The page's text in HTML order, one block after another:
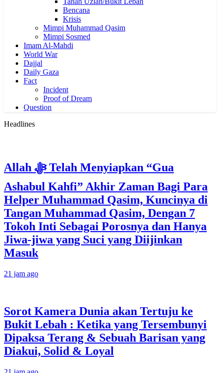
Bencana
Krisis
Mimpi Muhammad Qasim
Mimpi Sosmed
Imam Al-Mahdi
World War
Dajjal
Daily Gaza
Fact
Incident
Proof of Dream
Question
Headlines
Allah ﷻ Telah Menyiapkan “Gua
Ashabul Kahfi” Akhir Zaman Bagi Para
Helper Muhammad Qasim, Kuncinya di
Tangan Muhammad Qasim, Dengan 7
Tokoh Inti Sebagai Porosnya dan Hanya
Jiwa-jiwa yang Suci yang Diijinkan
Masuk
21 jam ago
Sorot Kamera Dunia akan Tertuju ke
Bukit Lebah : Ketika yang Tersembunyi
Dipaksa Terang & Sebuah Barisan yang
Diakui, Solid & Loyal